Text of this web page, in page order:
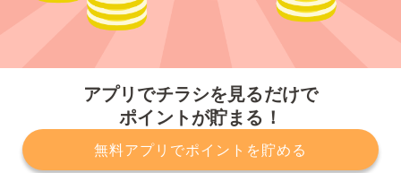
アプリでチラシを見るだけで
ポイントが貯まる！
無料アプリでポイントを貯める